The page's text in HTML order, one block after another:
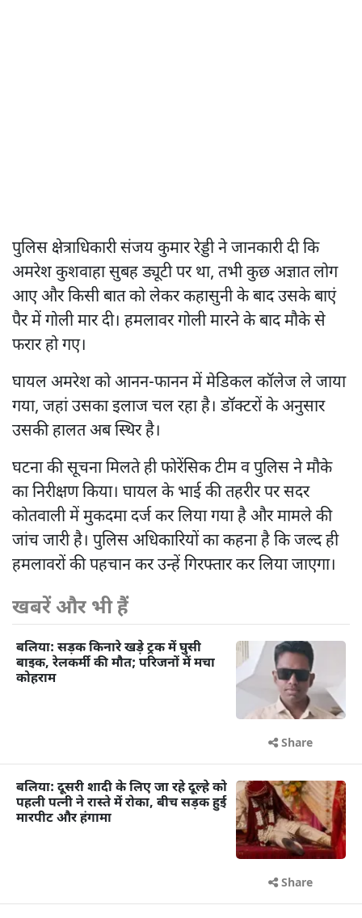
पुलिस क्षेत्राधिकारी संजय कुमार रेड्डी ने जानकारी दी कि
अमरेश कुशवाहा सुबह ड्यूटी पर था, तभी कुछ अज्ञात लोग
आए और किसी बात को लेकर कहासुनी के बाद उसके बाएं
पैर में गोली मार दी। हमलावर गोली मारने के बाद मौके से
फरार हो गए।
घायल अमरेश को आनन-फानन में मेडिकल कॉलेज ले जाया
गया, जहां उसका इलाज चल रहा है। डॉक्टरों के अनुसार
उसकी हालत अब स्थिर है।
घटना की सूचना मिलते ही फोरेंसिक टीम व पुलिस ने मौके
का निरीक्षण किया। घायल के भाई की तहरीर पर सदर
कोतवाली में मुकदमा दर्ज कर लिया गया है और मामले की
जांच जारी है। पुलिस अधिकारियों का कहना है कि जल्द ही
हमलावरों की पहचान कर उन्हें गिरफ्तार कर लिया जाएगा।
खबरें और भी हैं
बलिया: सड़क किनारे खड़े ट्रक में घुसी
बाइक, रेलकर्मी की मौत; परिजनों में मचा
कोहराम
Share
बलिया: दूसरी शादी के लिए जा रहे दूल्हे को
पहली पत्नी ने रास्ते में रोका, बीच सड़क हुई
मारपीट और हंगामा
Share